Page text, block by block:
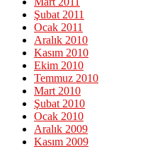
Şubat 2011
Ocak 2011
Aralık 2010
Kasım 2010
Ekim 2010
Temmuz 2010
Mart 2010
Şubat 2010
Ocak 2010
Aralık 2009
Kasım 2009